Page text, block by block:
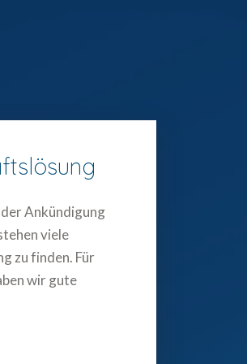
Ankündigung
viele
zu finden. Für
wir gute